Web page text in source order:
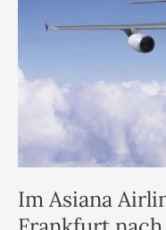
Im Asiana